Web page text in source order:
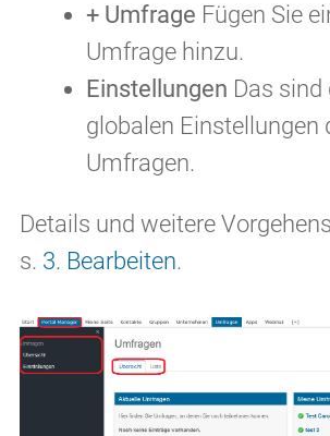
+ Umfrage Fügen Sie
Umfrage hinzu.
Einstellungen Das sind
globalen Einstellungen
Umfragen.
Details und weitere
s. 3. Bearbeiten.